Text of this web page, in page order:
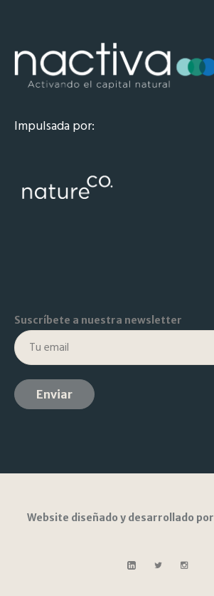
Impulsada por:
Suscríbete a nuestra newsletter
Website diseñado y desarrollado por